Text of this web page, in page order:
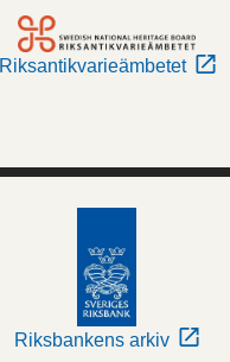
Riksantikvarieämbetet
Riksbankens arkiv